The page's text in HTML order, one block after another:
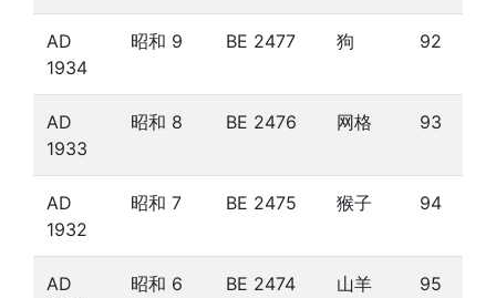
AD
1934
昭和 9 BE 2477 狗 92
AD
1933
昭和 8 BE 2476 网格 93
AD
1932
昭和 7 BE 2475 猴子 94
AD
昭和 6 BE 2474 山羊 95